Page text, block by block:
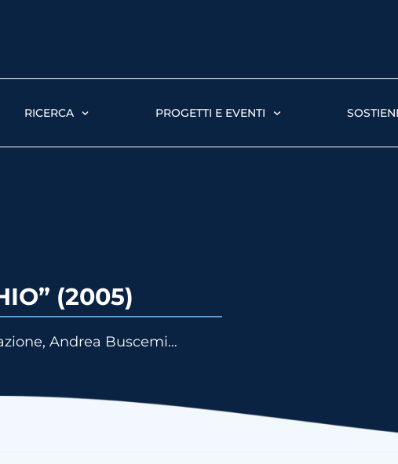
RICERCA PROGETTI E EVENTI
(2005)
Andrea Buscemi…